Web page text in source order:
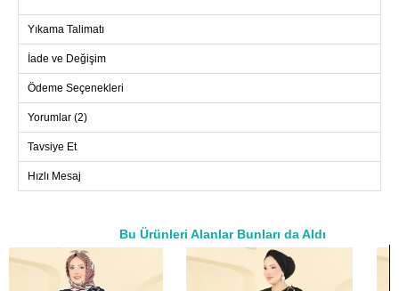
(CM)
Beden
38
40
100 80
141
42
104 84
141
52
124 106 141
Yıkama Talimatı
İade ve Değişim
Ödeme Seçenekleri
Yorumlar (2)
Tavsiye Et
Hızlı Mesaj
Bu Ürünleri Alanlar Bunları da Aldı
a>